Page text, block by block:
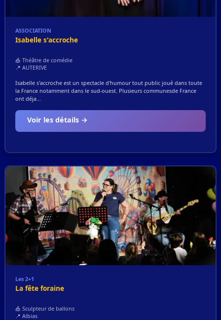
ASSOCIATION
Isabelle s'accroche
🎪 Théâtre de comédie
📍 AUTERIVE
Isabelle s'accroche est un spectacle d'humour tout public joué dans toute
la France notamment dans le sud-ouest. Plusieurs communesde France
ont déja...
Voir les détails →
Les 2+1
La fête foraine
🎪 Sculpteur de ballons
📍 Albias